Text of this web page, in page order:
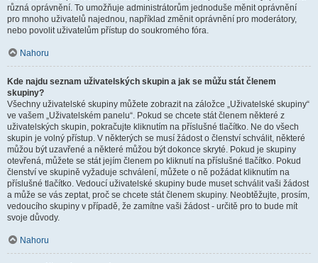
různá oprávnění. To umožňuje administrátorům jednoduše měnit oprávnění
pro mnoho uživatelů najednou, například změnit oprávnění pro moderátory,
nebo povolit uživatelům přístup do soukromého fóra.
Nahoru
Kde najdu seznam uživatelských skupin a jak se můžu stát členem
skupiny?
Všechny uživatelské skupiny můžete zobrazit na záložce „Uživatelské skupiny“
ve vašem „Uživatelském panelu“. Pokud se chcete stát členem některé z
uživatelských skupin, pokračujte kliknutím na příslušné tlačítko. Ne do všech
skupin je volný přístup. V některých se musí žádost o členství schválit, některé
můžou být uzavřené a některé můžou být dokonce skryté. Pokud je skupiny
otevřená, můžete se stát jejím členem po kliknutí na příslušné tlačítko. Pokud
členství ve skupině vyžaduje schválení, můžete o ně požádat kliknutím na
příslušné tlačítko. Vedoucí uživatelské skupiny bude muset schválit vaši žádost
a může se vás zeptat, proč se chcete stát členem skupiny. Neobtěžujte, prosím,
vedoucího skupiny v případě, že zamítne vaši žádost - určitě pro to bude mít
svoje důvody.
Nahoru